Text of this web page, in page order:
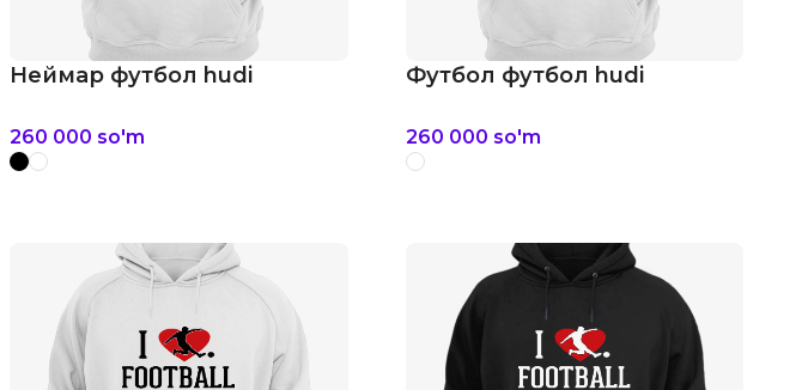
Неймар футбол hudi
260 000 so'm
Футбол футбол hudi
260 000 so'm